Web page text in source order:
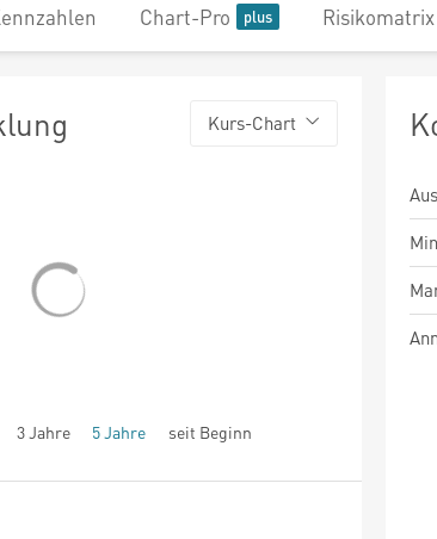
Chart-Pro Risikomatrix
Kurs-Chart
3 Jahre 5 Jahre seit Beginn